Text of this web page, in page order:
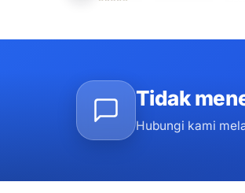
Tidak
Hubungi kami